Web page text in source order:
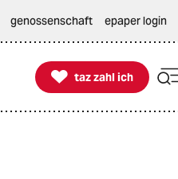
genossenschaft epaper login

taz zahl ich
taz zahl ich